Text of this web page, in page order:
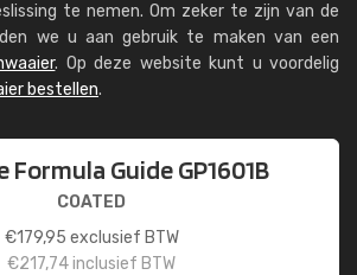
te nemen. Om zeker te zijn van de
we u aan gebruik te maken van een
. Op deze website kunt u voordelig
bestellen.
Formula Guide GP1601B
COATED
€179,95 exclusief BTW
€217,74inclusief BTW